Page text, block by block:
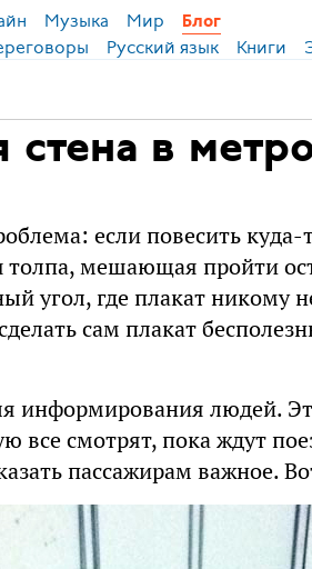
Музыка Мир Блог
Русский язык Книги
стена в
если повесить
толпа, мешающая пройти
угол, где плакат никому
сам плакат
информирования людей.
все смотрят, пока ждут
пассажирам важное.